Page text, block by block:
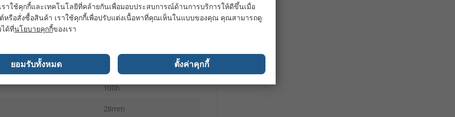
Probe
100h
28mm
ราใช้คุกกี้และเทคโนโลยีที่คล้ายกันเพื่อมอบประสบการณ์ด้านการบริการให้ดีขึ้นเมื่อ
หรือสั่งซื้อสินค้า เราใช้คุกกี้เพื่อปรับแต่งเนื้อหาที่คุณเห็นในแบบของคุณ คุณสามารถดู
ด้ที่นโยบายคุกกี้ของเรา
ยอมรับทั้งหมด ตั้งค่าคุกกี้